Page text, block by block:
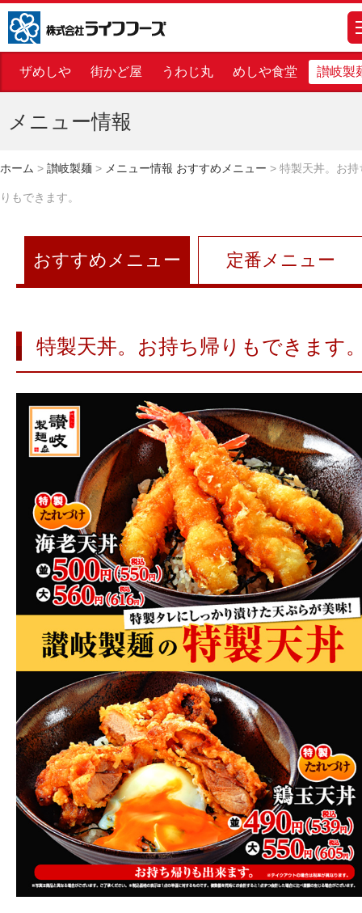
株式会社ライフフーズ
ザめしや 街かど屋 うわじ丸 めしや食堂 讃岐製
メニュー情報
ホーム > 讃岐製麺 > メニュー情報 おすすめメニュー > 特製天丼。お持
りもできます。
おすすめメニュー 定番メニュー
特製天丼。お持ち帰りもできます